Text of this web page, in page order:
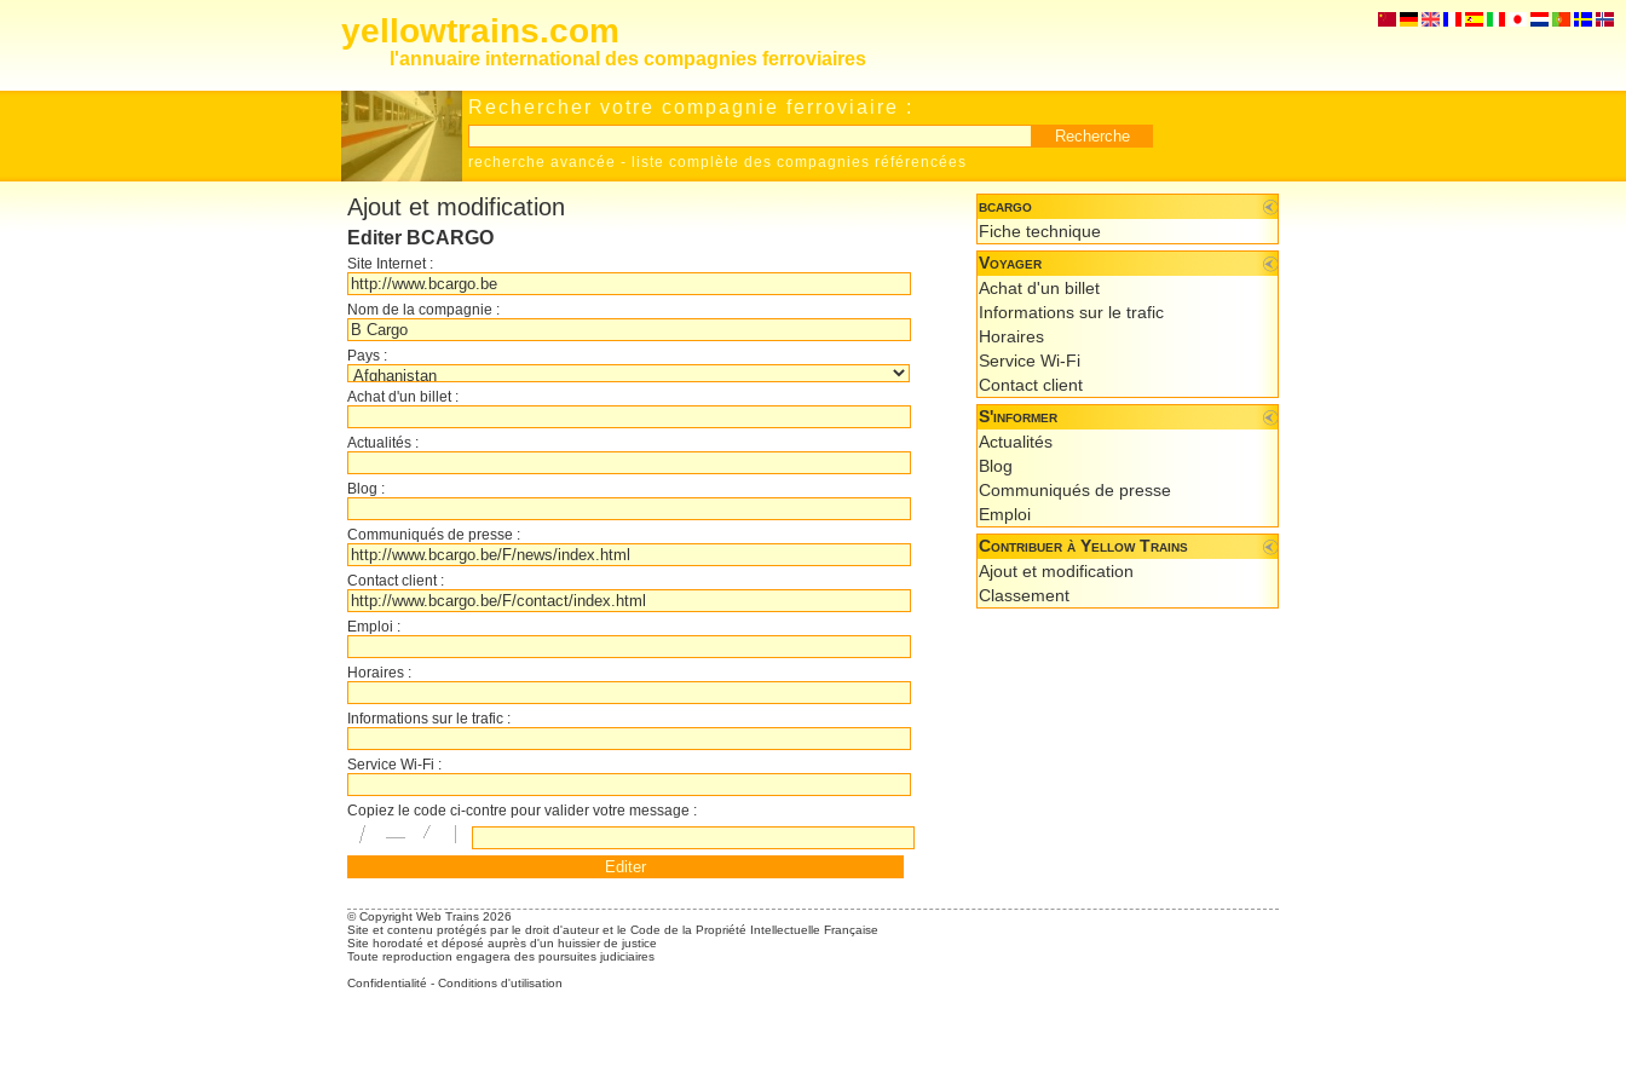
yellowtrains.com
l'annuaire international des compagnies ferroviaires
Rechercher votre compagnie ferroviaire :
recherche avancée - liste complète des compagnies référencées
Ajout et modification
Editer BCARGO
Site Internet :
Nom de la compagnie :
Pays :
Achat d'un billet :
Actualités :
Blog :
Communiqués de presse :
Contact client :
Emploi :
Horaires :
Informations sur le trafic :
Service Wi-Fi :
Copiez le code ci-contre pour valider votre message :
bcargo
Fiche technique
Voyager
Achat d'un billet
Informations sur le trafic
Horaires
Service Wi-Fi
Contact client
S'informer
Actualités
Blog
Communiqués de presse
Emploi
Contribuer à Yellow Trains
Ajout et modification
Classement
© Copyright Web Trains 2026
Site et contenu protégés par le droit d'auteur et le Code de la Propriété Intellectuelle Française
Site horodaté et déposé auprès d'un huissier de justice
Toute reproduction engagera des poursuites judiciaires
Confidentialité - Conditions d'utilisation